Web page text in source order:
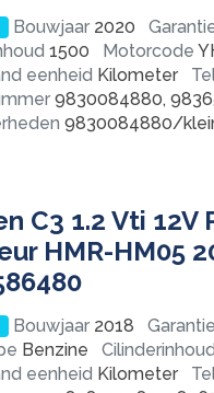
Bouwjaar2020
1500 Motorcode
eenheid Kilometer
9830084880,
9830084880/
C3 1.2 Vti 12V
HMR-HM05
Bouwjaar2018 Garantie
Benzine Cilinderinhoud
eenheid Kilometer